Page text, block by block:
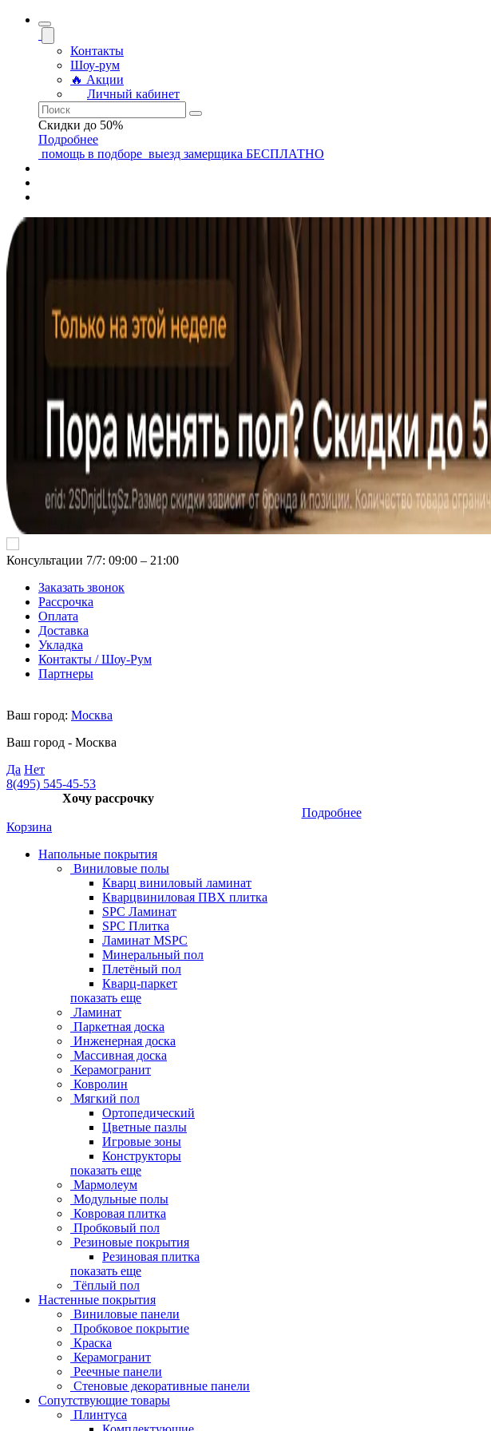
Контакты
Шоу-рум
🔥 Акции
Личный кабинет
Скидки до 50%
Подробнее
помощь в подборе выезд замерщика БЕСПЛАТНО
Консультации 7/7: 09:00 ‒ 21:00
Заказать звонок
Рассрочка
Оплата
Доставка
Укладка
Контакты / Шоу-Рум
Партнеры
Ваш город: Москва
Ваш город - Москва
Да Нет
8(495) 545-45-53
Хочу рассрочку
Подробнее
Корзина
Напольные покрытия
Виниловые полы
Кварц виниловый ламинат
Кварцвиниловая ПВХ плитка
SPC Ламинат
SPC Плитка
Ламинат MSPC
Минеральный пол
Плетёный пол
Кварц-паркет
показать еще
Ламинат
Паркетная доска
Инженерная доска
Массивная доска
Керамогранит
Ковролин
Мягкий пол
Ортопедический
Цветные пазлы
Игровые зоны
Конструкторы
показать еще
Мармолеум
Модульные полы
Ковровая плитка
Пробковый пол
Резиновые покрытия
Резиновая плитка
показать еще
Тёплый пол
Настенные покрытия
Виниловые панели
Пробковое покрытие
Краска
Керамогранит
Реечные панели
Стеновые декоративные панели
Сопутствующие товары
Плинтуса